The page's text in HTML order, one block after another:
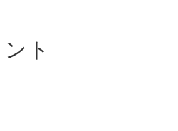
ト